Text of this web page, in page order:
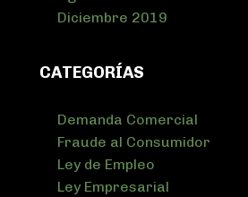
Diciembre 2019
CATEGORÍAS
Demanda Comercial
Fraude al Consumidor
Ley de Empleo
Ley Empresarial